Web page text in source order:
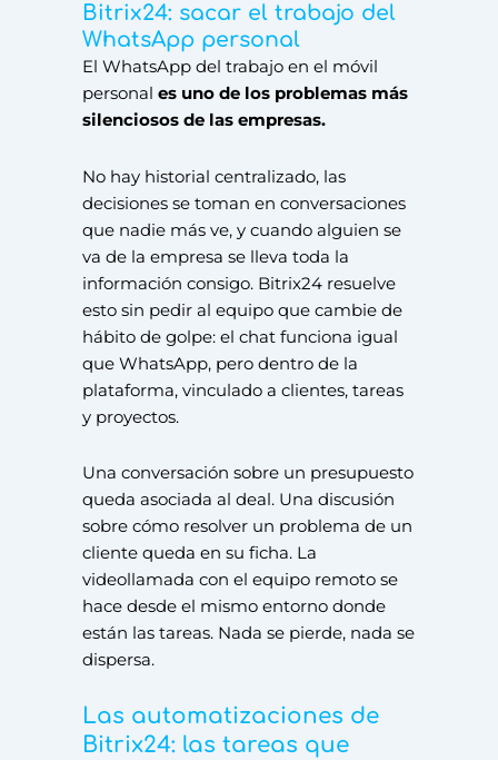
Bitrix24: sacar el trabajo del
WhatsApp personal
El WhatsApp del trabajo en el móvil
personal es uno de los problemas más
silenciosos de las empresas.
No hay historial centralizado, las
decisiones se toman en conversaciones
que nadie más ve, y cuando alguien se
va de la empresa se lleva toda la
información consigo. Bitrix24 resuelve
esto sin pedir al equipo que cambie de
hábito de golpe: el chat funciona igual
que WhatsApp, pero dentro de la
plataforma, vinculado a clientes, tareas
y proyectos.
Una conversación sobre un presupuesto
queda asociada al deal. Una discusión
sobre cómo resolver un problema de un
cliente queda en su ficha. La
videollamada con el equipo remoto se
hace desde el mismo entorno donde
están las tareas. Nada se pierde, nada se
dispersa.
Las automatizaciones de
Bitrix24: las tareas que